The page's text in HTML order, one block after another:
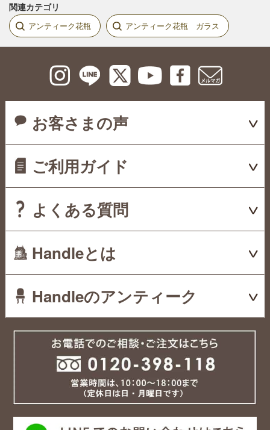
関連カテゴリ
アンティーク花瓶 アンティーク花瓶 ガラス
お客さまの声
ご利用ガイド
よくある質問
Handleとは
Handleのアンティーク